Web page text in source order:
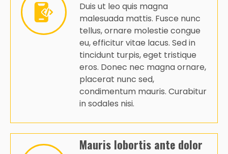
Duis ut leo quis magna
malesuada mattis. Fusce nunc
tellus, ornare molestie congue
eu, efficitur vitae lacus. Sed in
tincidunt turpis, eget tristique
eros. Donec nec magna ornare,
placerat nunc sed,
condimentum mauris. Curabitur
in sodales nisi.
Mauris lobortis ante dolor